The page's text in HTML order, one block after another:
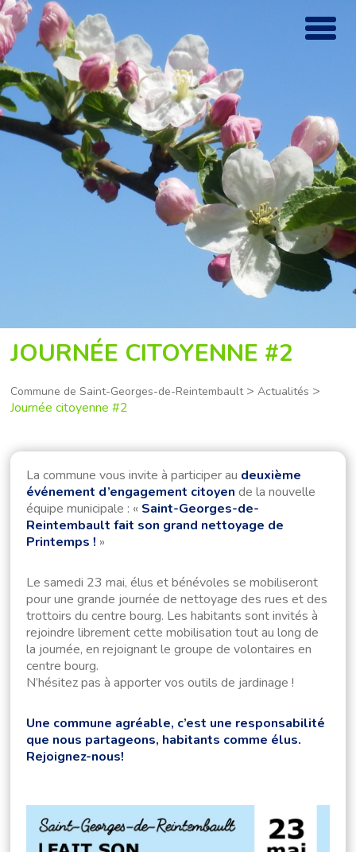
JOURNÉE CITOYENNE #2
Commune de Saint-Georges-de-Reintembault>Actualités >
Journée citoyenne #2
La commune vous invite à participer au deuxième
événement d’engagement citoyen de la nouvelle
équipe municipale : « Saint-Georges-de-
Reintembault fait son grand nettoyage de
Printemps ! »
Le samedi 23 mai, élus et bénévoles se mobiliseront
pour une grande journée de nettoyage des rues et des
trottoirs du centre bourg. Les habitants sont invités à
rejoindre librement cette mobilisation tout au long de
la journée, en rejoignant le groupe de volontaires en
centre bourg.
N’hésitez pas à apporter vos outils de jardinage !
Une commune agréable, c’est une responsabilité
que nous partageons, habitants comme élus.
Rejoignez-nous!